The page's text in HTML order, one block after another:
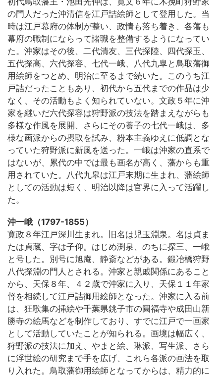
の門人だった沖清信を江戸詰絵師として登用した。当
時は江戸幕府の体制が整い、政情も落ち着き、各藩も
幕府の職制にならって諸職を整備するようになってい
た。沖家はその後、二代清友、三代探陸、四代探玉、
五代探高、六代探容、七代一峨、八代九皐と鳥取藩御
用絵師をつとめ、明治に至るまで続いた。このうち江
戸詰だったこともあり、初代から五代までの作品は少
なく、その活動もよく知られていない。文政５年に沖
家を継いだ六代探容は狩野派の技法を踏まえながらも
多様な作風を展開、さらにその養子の七代一峨は、多
様な画派からの摂取を試み、粉本主義ゆえに低調とな
っていた狩野派に新風を送った。一峨は沖家の直系で
はないが、累代の中では最も画名が高く、藩からも重
用されていた。八代九皐は江戸末期に生まれ、藩絵師
としての活動は短く、明治以降は官界に入って活躍し
た。
沖一峨（1797-1855）
寛政８年江戸深川生まれ。旧名は児玉淵泉。名は貞ま
たは貞蔵、字は子仰。はじめ渕泉、のちに探三、一峨
と号した。別号に旭庵、静斎などがある。鍛冶橋狩野
八代探淵の門人とされる。沖家と親戚関係にあること
から、天保８年、４２歳で沖家に入り、天保１１年家
督を相続して江戸詰御用絵師となった。沖家に入る前
は、狂歌集の挿絵や千葉県銚子市の圓福寺や成田山新
勝寺の絵馬などを制作しており、すでに江戸で一画家
として活動していたことが知られる。画境は幅広く、
狩野派の技法に加え、やまと絵、琳派、写生派、さら
に浮世絵の研究まで手を広げ、これら各派の画法を取
り入れた。鳥取藩御用絵師となってからは、精力的に